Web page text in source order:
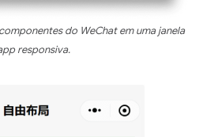
do WeChat em uma janela
responsiva.